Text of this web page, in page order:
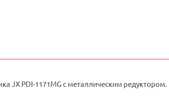
JX PDI-1171MG с металлическим редуктором.